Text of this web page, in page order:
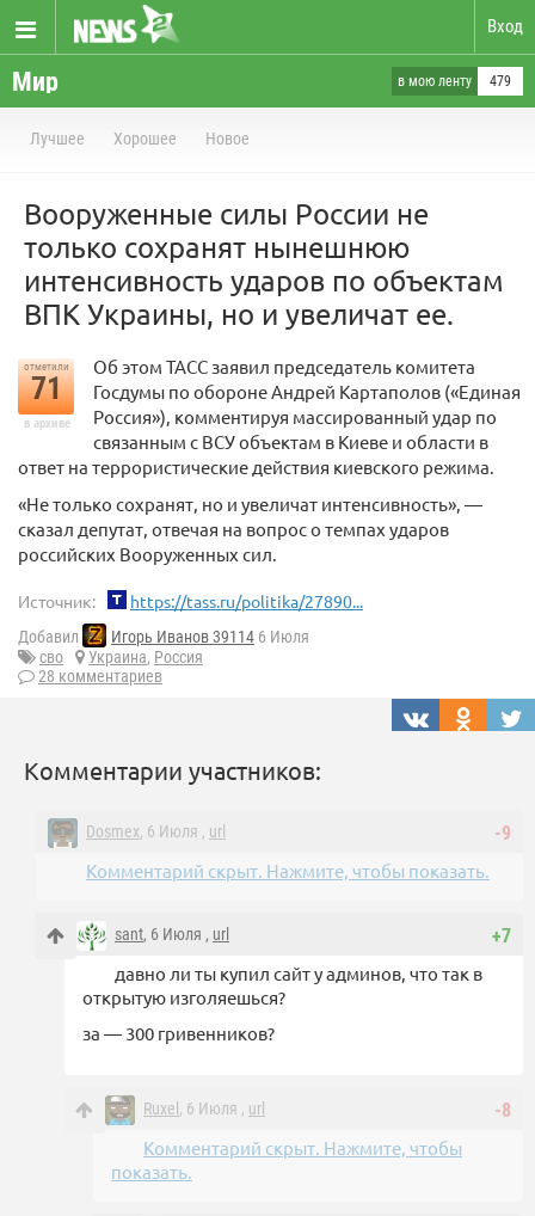
Вход
Мир в мою ленту 479
Лучшее Хорошее Новое
Вооруженные силы России не
только сохранят нынешнюю
интенсивность ударов по объектам
ВПК Украины, но и увеличат ее.
отметили
71
в архиве
Об этом ТАСС заявил председатель комитета
Госдумы по обороне Андрей Картаполов («Единая
Россия»), комментируя массированный удар по
связанным с ВСУ объектам в Киеве и области в
ответ на террористические действия киевского режима.
«Не только сохранят, но и увеличат интенсивность», —
сказал депутат, отвечая на вопрос о темпах ударов
российских Вооруженных сил.
Источник: https://tass.ru/politika/27890...
Добавил Игорь Иванов 39114 6 Июля
сво
Украина, Россия
28 комментариев
Комментарии участников:
-9
Dosmex, 6 Июля , url
Комментарий скрыт. Нажмите, чтобы показать.
+7
sant, 6 Июля , url
давно ли ты купил сайт у админов, что так в
открытую изголяешься?
за — 300 гривенников?
-8
Ruxel , 6 Июля , url
Комментарий скрыт. Нажмите, чтобы
показать.